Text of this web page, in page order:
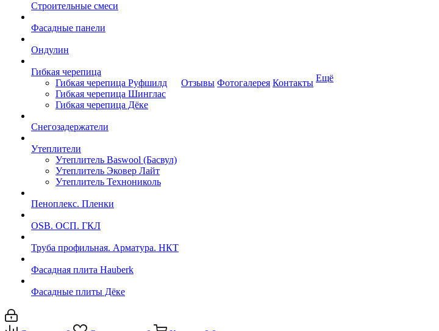
Строительные смеси
Фасадные панели
Ондулин
Гибкая черепица
Гибкая черепица Руфшилд
Гибкая черепица Шинглас
Гибкая черепица Дёке
Снегозадержатели
Утеплители
Утеплитель Baswool (Басвул)
Утеплитель Эковер Лайт
Утеплитель Технониколь
Пеноплекс. Пленки
OSB. ОСП. ГКЛ
Труба профильная. Арматура. НКТ
Фасадная плита Hauberk
Фасадные плиты Дёке
Отзывы Фотогалерея Контакты Ещё